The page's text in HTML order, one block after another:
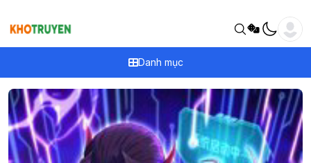
Danh mục